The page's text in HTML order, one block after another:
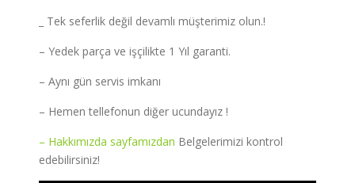
_ Tek seferlik değil devamlı müşterimiz olun.!
– Yedek parça ve işçilikte 1 Yıl garanti.
– Aynı gün servis imkanı
– Hemen tellefonun diğer ucundayız !
– Hakkımızda sayfamızdan Belgelerimizi kontrol
edebilirsiniz!